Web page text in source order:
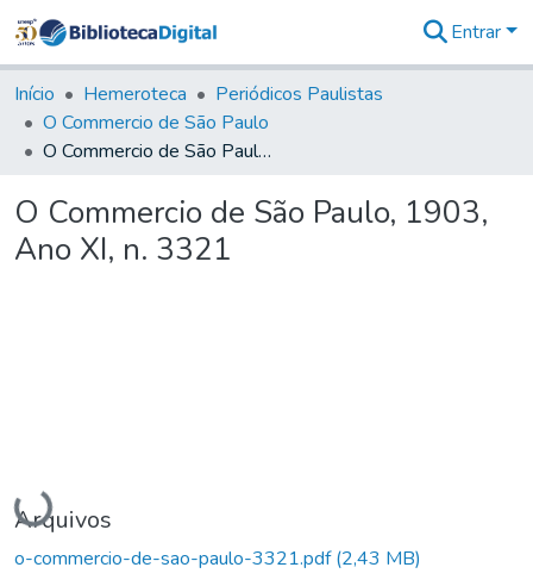
&
Coleções
Tudo na
Biblioteca
Estatísticas
Entrar
Início Hemeroteca
Periódicos Paulistas
O Commercio de São Paulo
O Commercio de São Paulo, 1903, Ano XI, n. 3321
O Commercio de São Paulo, 1903,
Ano XI, n. 3321
Carregando...
Arquivos
o-commercio-de-sao-paulo-3321.pdf(2,43 MB)